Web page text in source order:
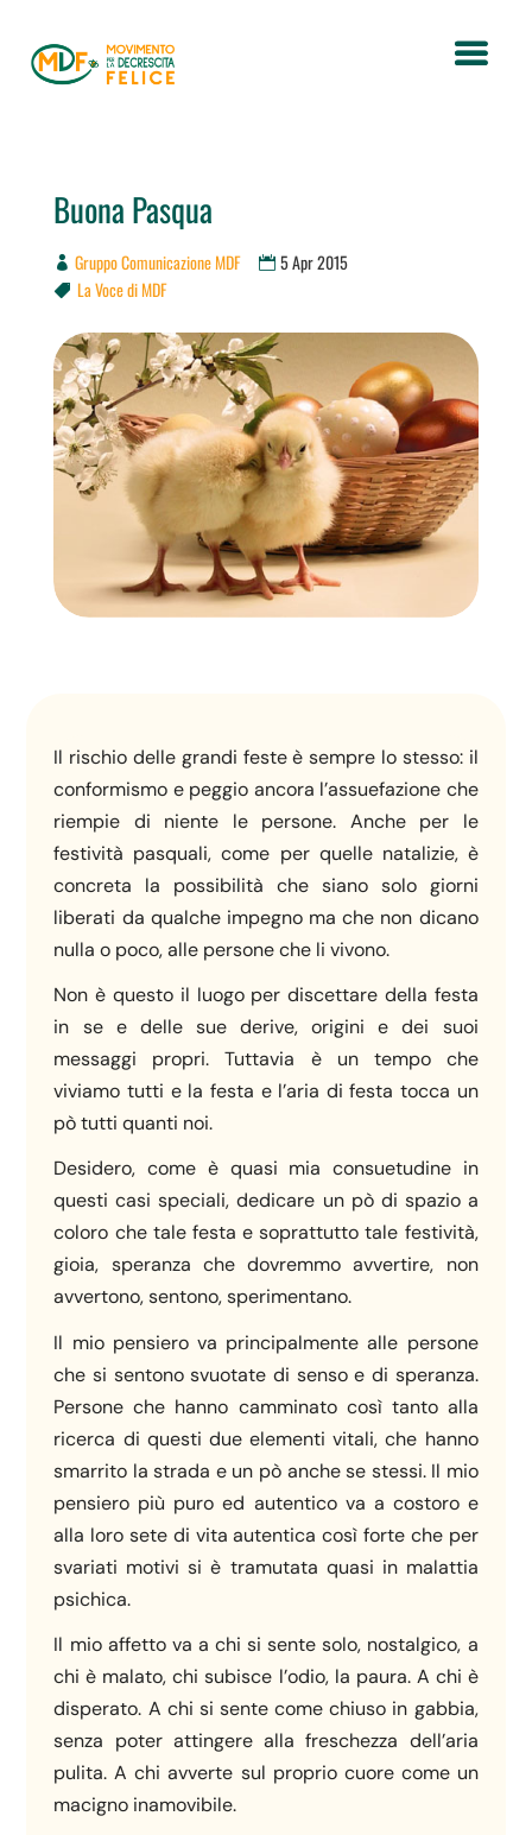
Buona Pasqua
Gruppo Comunicazione MDF 5 Apr 2015
 La Voce di MDF
Il rischio delle grandi feste è sempre lo stesso: il
conformismo e peggio ancora l’assuefazione che
riempie di niente le persone. Anche per le
festività pasquali, come per quelle natalizie, è
concreta la possibilità che siano solo giorni
liberati da qualche impegno ma che non dicano
nulla o poco, alle persone che li vivono.
Non è questo il luogo per discettare della festa
in se e delle sue derive, origini e dei suoi
messaggi propri. Tuttavia è un tempo che
viviamo tutti e la festa e l’aria di festa tocca un
pò tutti quanti noi.
Desidero, come è quasi mia consuetudine in
questi casi speciali, dedicare un pò di spazio a
coloro che tale festa e soprattutto tale festività,
gioia, speranza che dovremmo avvertire, non
avvertono, sentono, sperimentano.
Il mio pensiero va principalmente alle persone
che si sentono svuotate di senso e di speranza.
Persone che hanno camminato così tanto alla
ricerca di questi due elementi vitali, che hanno
smarrito la strada e un pò anche se stessi. Il mio
pensiero più puro ed autentico va a costoro e
alla loro sete di vita autentica così forte che per
svariati motivi si è tramutata quasi in malattia
psichica.
Il mio affetto va a chi si sente solo, nostalgico, a
chi è malato, chi subisce l’odio, la paura. A chi è
disperato. A chi si sente come chiuso in gabbia,
senza poter attingere alla freschezza dell’aria
pulita. A chi avverte sul proprio cuore come un
macigno inamovibile.